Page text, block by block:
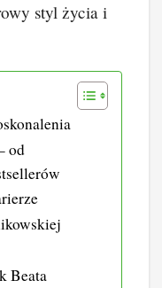
styl życia i
od
Beata